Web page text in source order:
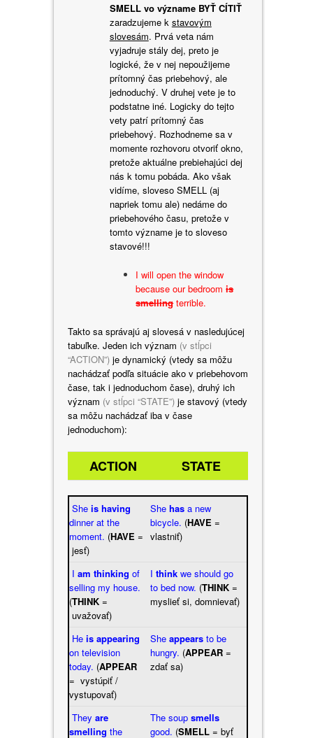
SMELL vo význame BYŤ CÍTIŤ
zaradzujeme k stavovým
slovesám. Prvá veta nám
vyjadruje stály dej, preto je
logické, že v nej nepoužijeme
prítomný čas priebehový, ale
jednoduchý. V druhej vete je to
podstatne iné. Logicky do tejto
vety patrí prítomný čas
priebehový. Rozhodneme sa v
momente rozhovoru otvoriť okno,
pretože aktuálne prebiehajúci dej
nás k tomu pobáda. Ako však
vidíme, sloveso SMELL (aj
napriek tomu ale) nedáme do
priebehového času, pretože v
tomto význame je to sloveso
stavové!!!
I will open the window
because our bedroom is
smelling terrible.
Takto sa správajú aj slovesá v nasledujúcej
tabuľke. Jeden ich význam (v stĺpci
“ACTION”)je dynamický (vtedy sa môžu
nachádzať podľa situácie ako v priebehovom
čase, tak i jednoduchom čase), druhý ich
význam (v stĺpci “STATE”)je stavový (vtedy
sa môžu nachádzať iba v čase
jednoduchom):
ACTION STATE
She is having
dinner at the
moment. (HAVE=
jesť)
She hasa new
bicycle. (HAVE=
vlastniť)
I am thinking of
selling my house.
(THINK=
uvažovať)
I thinkwe should go
to bed now. (THINK=
myslieť si, domnievať)
He is appearing
on television
today. (APPEAR
= vystúpiť /
vystupovať)
She appearsto be
hungry. (APPEAR=
zdať sa)
They are
smelling the
The soup smells
good. (SMELL= byť